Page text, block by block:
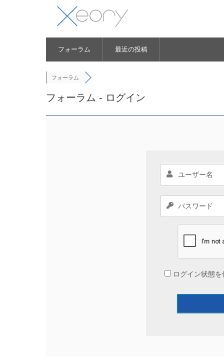
フォーラム 最近の投稿
フォーラム
フォーラム - ログイン
ログイン状態